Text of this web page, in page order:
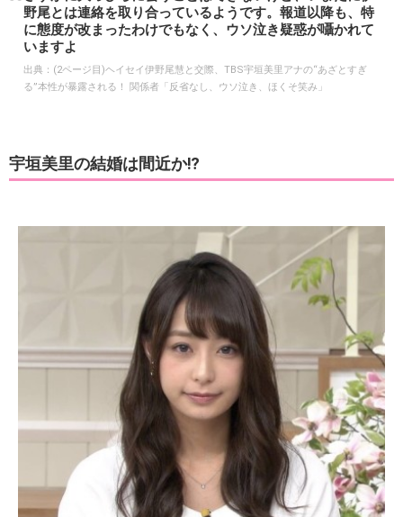
野尾とは連絡を取り合っているようです。報道以降も、特
に態度が改まったわけでもなく、ウソ泣き疑惑が囁かれて
いますよ
出典： (2ページ目)ヘイセイ伊野尾慧と交際、TBS宇垣美里アナの“あざとすぎ
る”本性が暴露される！ 関係者「反省なし、ウソ泣き、ほくそ笑み」
宇垣美里の結婚は間近か⁉︎